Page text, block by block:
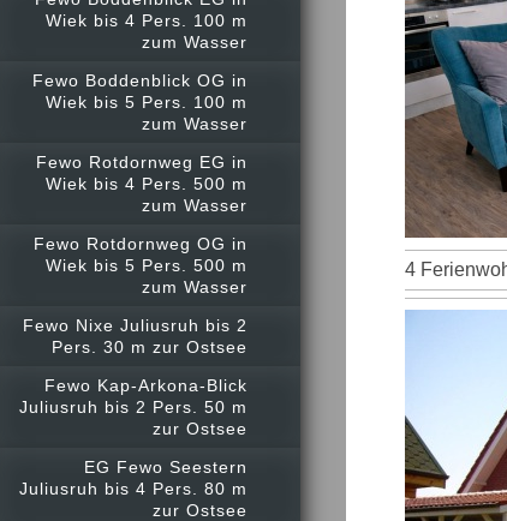
Wiek bis 4 Pers. 100 m
zum Wasser
Fewo Boddenblick OG in
Wiek bis 5 Pers. 100 m
zum Wasser
Fewo Rotdornweg EG in
Wiek bis 4 Pers. 500 m
zum Wasser
Fewo Rotdornweg OG in
Wiek bis 5 Pers. 500 m
zum Wasser
Fewo Nixe Juliusruh bis 2
Pers. 30 m zur Ostsee
Fewo Kap-Arkona-Blick
Juliusruh bis 2 Pers. 50 m
zur Ostsee
EG Fewo Seestern
Juliusruh bis 4 Pers. 80 m
zur Ostsee
4